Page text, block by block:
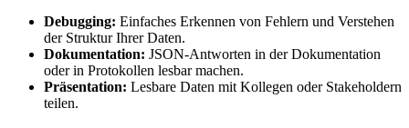
Debugging: Einfaches Erkennen von Fehlern und Verstehen
der Struktur Ihrer Daten.
Dokumentation: JSON-Antworten in der Dokumentation
oder in Protokollen lesbar machen.
Präsentation: Lesbare Daten mit Kollegen oder Stakeholdern
teilen.